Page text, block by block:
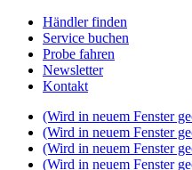
Händler finden
Service buchen
Probe fahren
Newsletter
Kontakt
(Wird in neuem Fenster
(Wird in neuem Fenster
(Wird in neuem Fenster
(Wird in neuem Fenster